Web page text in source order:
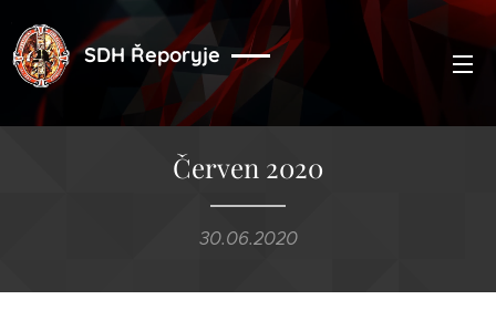
SDH Řeporyje
Červen 2020
30.06.2020